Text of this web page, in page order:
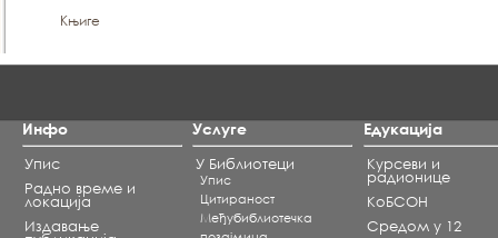
Књиге
Инфо
Упис
Радно време и
локација
Издавање
Услуге
У Библиотеци
Упис
Цитираност
Међубиблиотечка
Едукација
Курсеви и
радионице
КоБСОН
Средом у 12